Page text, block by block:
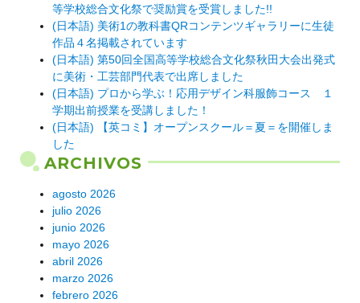
等学校総合文化祭で奨励賞を受賞しました!!
(日本語) 美術1の教科書QRコンテンツギャラリーに生徒
作品４名掲載されています
(日本語) 第50回全国高等学校総合文化祭秋田大会出発式
に美術・工芸部門代表で出席しました
(日本語) プロから学ぶ！応用デザイン科服飾コース １
学期出前授業を受講しました！
(日本語) 【英コミ】オープンスクール＝夏＝を開催しま
した
ARCHIVOS
agosto 2026
julio 2026
junio 2026
mayo 2026
abril 2026
marzo 2026
febrero 2026